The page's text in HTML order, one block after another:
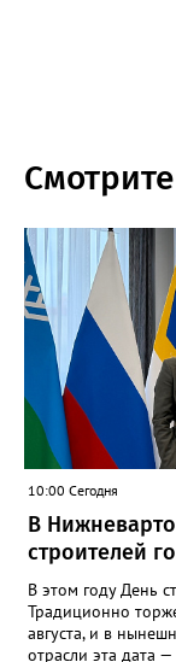
10:00 Сегодня
В
строителей
В этом году День
Традиционно
августа, и в
отрасли эта дата